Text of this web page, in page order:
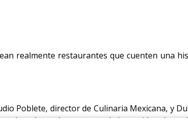
realmente restaurantes que cuenten una
Poblete, director de Culinaria Mexicana, y
para los amantes de la comida y de